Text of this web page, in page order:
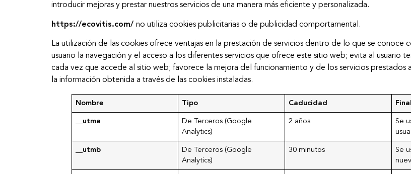
introducir mejoras y prestar nuestros servicios de una manera más eficiente y personalizada.
https://ecovitis.com/ no utiliza cookies publicitarias o de publicidad comportamental.
La utilización de las cookies ofrece ventajas en la prestación de servicios dentro de lo que se conoce
usuario la navegación y el acceso a los diferentes servicios que ofrece este sitio web; evita al usuario
cada vez que accede al sitio web; favorece la mejora del funcionamiento y de los servicios prestados
la información obtenida a través de las cookies instaladas.
Nombre Tipo Caducidad
__utma
De Terceros (Google
Analytics)
2 años
Se
__utmb
De Terceros (Google
Analytics)
30 minutos
Se